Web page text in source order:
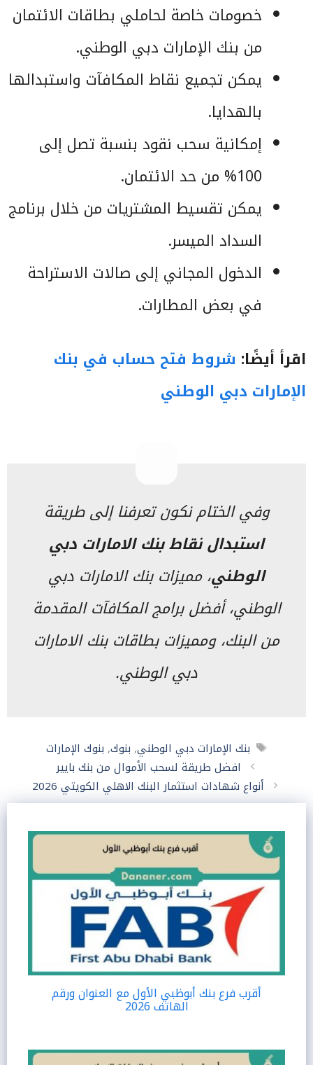
خصومات خاصة لحاملي بطاقات الائتمان
من بنك الإمارات دبي الوطني.
يمكن تجميع نقاط المكافآت واستبدالها
بالهدايا.
إمكانية سحب نقود بنسبة تصل إلى
100% من حد الائتمان.
يمكن تقسيط المشتريات من خلال برنامج
السداد الميسر.
الدخول المجاني إلى صالات الاستراحة
في بعض المطارات.
اقرأ أيضًا: شروط فتح حساب في بنك
الإمارات دبي الوطني
وفي الختام نكون تعرفنا إلى طريقة
استبدال نقاط بنك الامارات دبي
الوطني، مميزات بنك الامارات دبي
الوطني، أفضل برامج المكافآت المقدمة
من البنك، ومميزات بطاقات بنك الامارات
دبي الوطني.
الوسوم
بنك الإمارات دبي الوطني, بنوك, بنوك الإمارات
افضل طريقة لسحب الأموال من بنك بايير
أنواع شهادات استثمار البنك الاهلي الكويتي 2026
أقرب فرع بنك أبوظبي الأول مع العنوان ورقم
الهاتف 2026